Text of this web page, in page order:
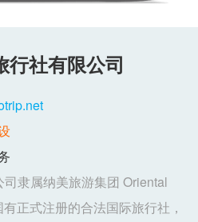
行社有限公司
隶属纳美旅游集团 Oriental
正式注册的合法国际旅行社，